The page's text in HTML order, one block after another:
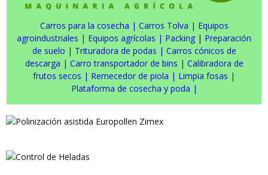
Carros para la cosecha | Carros Tolva | Equipos
agroindustriales | Equipos agrícolas | Packing | Preparación
de suelo | Trituradora de podas | Carros cónicos de
descarga | Carro transportador de bins | Calibradora de
frutos secos | Remecedor de piola | Limpia fosas |
Plataforma de cosecha y poda |